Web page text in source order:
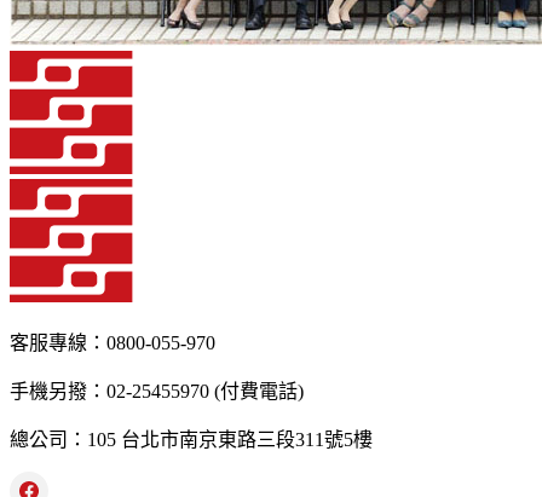
客服專線：0800-055-970
手機另撥：02-25455970 (付費電話)
總公司：105 台北市南京東路三段311號5樓